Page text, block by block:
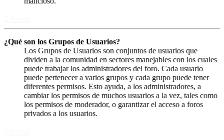
¿Qué son los Grupos de Usuarios?
Los Grupos de Usuarios son conjuntos de usuarios que
dividen a la comunidad en sectores manejables con los cuales
puede trabajar los administradores del foro. Cada usuario
puede pertenecer a varios grupos y cada grupo puede tener
diferentes permisos. Esto ayuda, a los administradores, a
cambiar los permisos de muchos usuarios a la vez, tales como
los permisos de moderador, o garantizar el acceso a foros
privados a los usuarios.